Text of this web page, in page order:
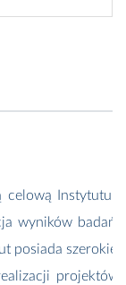
celową Instytutu
wyników
posiada szerokie